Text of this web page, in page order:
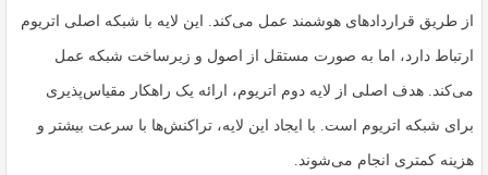
از طریق قراردادهای هوشمند عمل می‌کند. این لایه با شبکه اصلی اتریوم
ارتباط دارد، اما به صورت مستقل از اصول و زیرساخت شبکه عمل
می‌کند. هدف اصلی از لایه دوم اتریوم، ارائه یک راهکار مقیاس‌پذیری
برای شبکه اتریوم است. با ایجاد این لایه، تراکنش‌ها با سرعت بیشتر و
هزینه کمتری انجام می‌شوند.